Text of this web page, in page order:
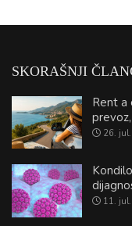
SKORAŠNJI
Rent a
26.
11.